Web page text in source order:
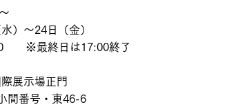
）～24日（金）
※最終日は17:00終了
展示場正門
間番号・東46-6